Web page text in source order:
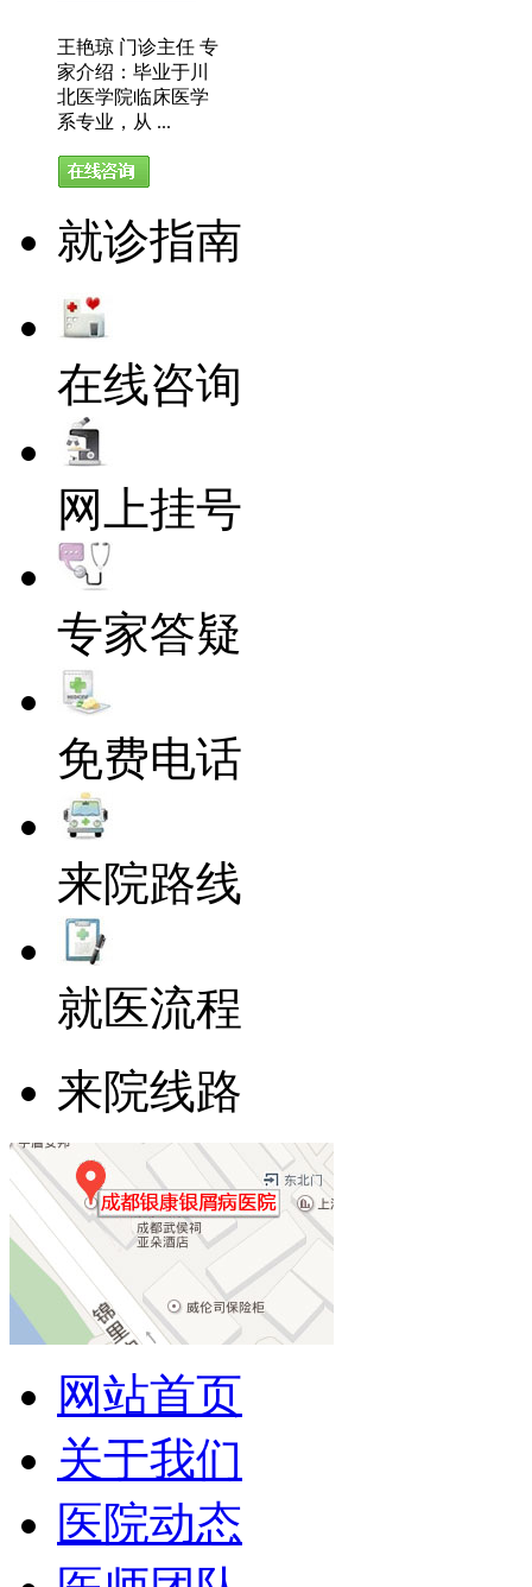
王艳琼 门诊主任 专
家介绍：毕业于川
北医学院临床医学
系专业，从 ...
就诊指南
在线咨询
网上挂号
专家答疑
免费电话
来院路线
就医流程
来院线路
网站首页
关于我们
医院动态